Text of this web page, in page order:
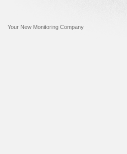
Your New Monitoring Company